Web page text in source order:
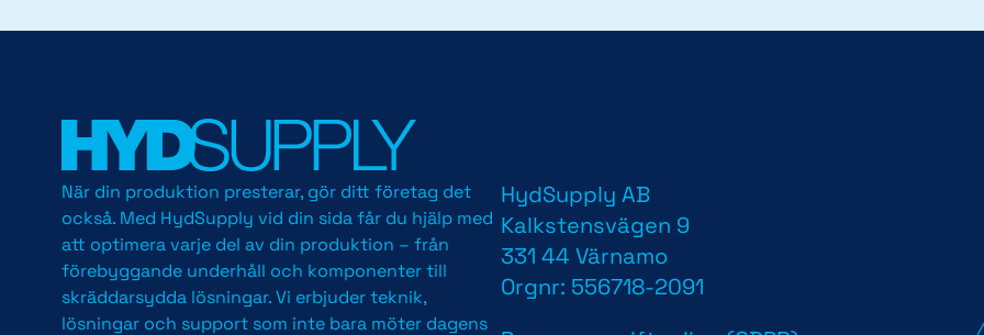
När din produktion presterar, gör ditt företag det
också. Med HydSupply vid din sida får du hjälp med
att optimera varje del av din produktion – från
förebyggande underhåll och komponenter till
skräddarsydda lösningar. Vi erbjuder teknik,
lösningar och support som inte bara möter dagens
HydSupply AB
Kalkstensvägen 9
331 44 Värnamo
Orgnr: 556718-2091